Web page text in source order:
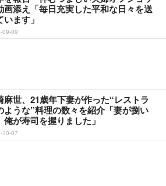
画添え「毎日充実した平和な日々を送
います」
09-09
麻世、21歳年下妻が作った“レストラ
ような”料理の数々を紹介「妻が捌い
が寿司を握りました」
10-07